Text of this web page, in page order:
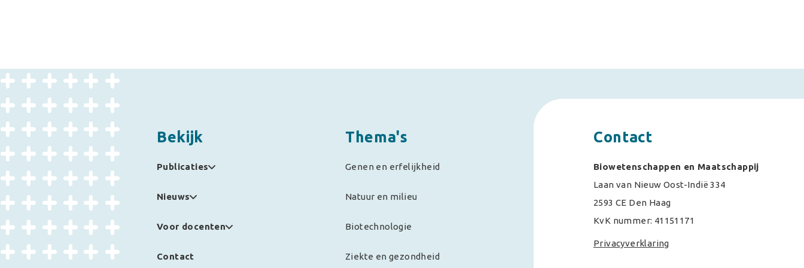
Bekijk
Publicaties
Nieuws
Voor docenten
Contact
Thema's
Genen en erfelijkheid
Natuur en milieu
Biotechnologie
Ziekte en gezondheid
Contact
Biowetenschappen en Maatschappij
Laan van Nieuw Oost-Indië 334
2593 CE Den Haag
KvK nummer: 41151171
Privacyverklaring